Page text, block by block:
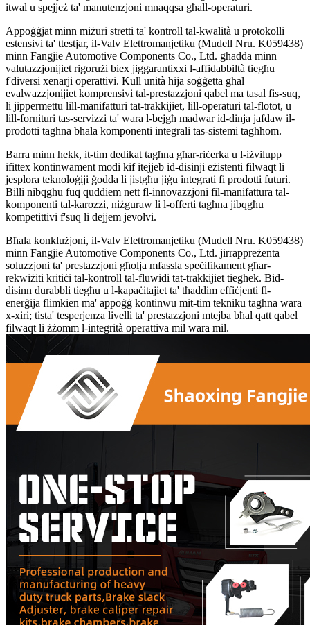
itwal u spejjeż ta' manutenzjoni mnaqqsa għall-operaturi.
Appoġġjat minn miżuri stretti ta' kontroll tal-kwalità u protokolli
estensivi ta' ttestjar, il-Valv Elettromanjetiku (Mudell Nru. K059438)
minn Fangjie Automotive Components Co., Ltd. għadda minn
valutazzjonijiet rigorużi biex jiggarantixxi l-affidabbiltà tiegħu
f'diversi xenarji operattivi. Kull unità hija soġġetta għal
evalwazzjonijiet komprensivi tal-prestazzjoni qabel ma tasal fis-suq,
li jippermettu lill-manifatturi tat-trakkijiet, lill-operaturi tal-flotot, u
lill-fornituri tas-servizzi ta' wara l-bejgħ madwar id-dinja jafdaw il-
prodotti tagħna bħala komponenti integrali tas-sistemi tagħhom.
Barra minn hekk, it-tim dedikat tagħna għar-riċerka u l-iżvilupp
ifittex kontinwament modi kif itejjeb id-disinji eżistenti filwaqt li
jesplora teknoloġiji ġodda li jistgħu jiġu integrati fi prodotti futuri.
Billi nibqgħu fuq quddiem nett fl-innovazzjoni fil-manifattura tal-
komponenti tal-karozzi, niżguraw li l-offerti tagħna jibqgħu
kompetittivi f'suq li dejjem jevolvi.
Bħala konklużjoni, il-Valv Elettromanjetiku (Mudell Nru. K059438)
minn Fangjie Automotive Components Co., Ltd. jirrappreżenta
soluzzjoni ta' prestazzjoni għolja mfassla speċifikament għar-
rekwiżiti kritiċi tal-kontroll tal-fluwidi tat-trakkijiet tiegħek. Bid-
disinn durabbli tiegħu u l-kapaċitajiet ta' tħaddim effiċjenti fl-
enerġija flimkien ma' appoġġ kontinwu mit-tim tekniku tagħna wara
x-xiri; tista' tesperjenza livelli ta' prestazzjoni mtejba bħal qatt qabel
filwaqt li żżomm l-integrità operattiva mil wara mil.